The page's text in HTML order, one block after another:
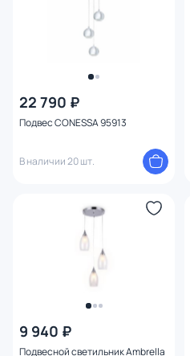
22 790 ₽
Подвес CONESSA 95913
В наличии 20 шт.
9 940 ₽
Подвесной светильник Ambrella